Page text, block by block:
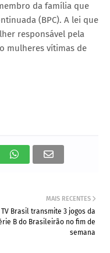
da família que
(BPC). A lei que
responsável pela
mulheres vítimas de
MAIS RECENTES
TV Brasil transmite 3 jogos da
B do Brasileirão no fim de
semana